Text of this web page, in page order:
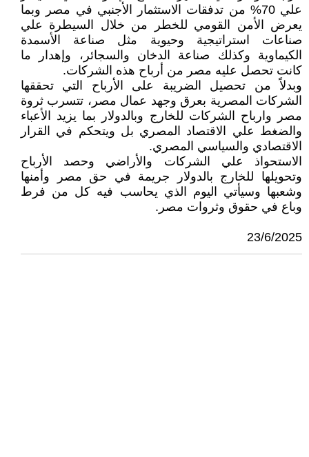
علي 70% من تدفقات الاستثمار الأجنبي في مصر وبما
يعرض الأمن القومي للخطر من خلال السيطرة علي
صناعات استراتيجية وحيوية مثل صناعة الأسمدة
الكيماوية وكذلك صناعة الدخان والسجائر، وإهدار ما
كانت تحصل عليه مصر من أرباح هذه الشركات.
وبدلاً من تحصيل الضريبة على الأرباح التي تحققها
الشركات المصرية بعرق وجهد عمال مصر، تتسرب ثروة
مصر وارباح الشركات للخارج وبالدولار بما يزيد الأعباء
والضغط علي الاقتصاد المصري بل ويتحكم في القرار
الاقتصادي والسياسي المصري.
الاستحواذ علي الشركات والأراضي وحصد الأرباح
وتحويلها للخارج بالدولار جريمة في حق مصر وأمنها
وشعبها وسيأتي اليوم الذي يحاسب فيه كل من فرط
وباع في حقوق وثروات مصر.
23/6/2025